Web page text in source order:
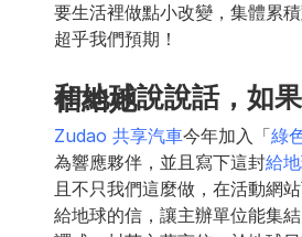
要生活裡做點小改變，集體累
超乎我們預期！
和地球說說話，如果可以請寫封信給她
Zudao 共享汽車今年加入「綠
為響應夥伴，並且寫下這封給
且不只我們這麼做，在活動網
給地球的信，讓主辦單位能集